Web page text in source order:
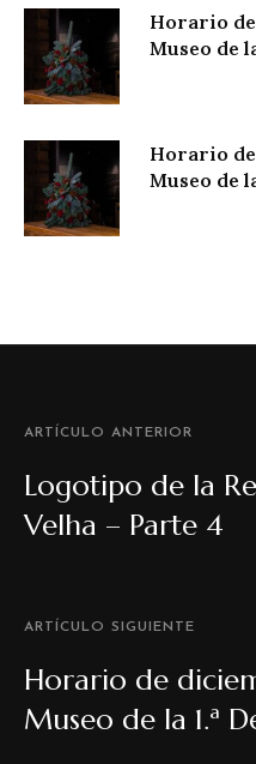
Horario
Museo de
Horario
Museo de
ARTÍCULO ANTERIOR
Logotipo de la
Velha – Parte 4
ARTÍCULO SIGUIENTE
Horario de
Museo de la 1.ª